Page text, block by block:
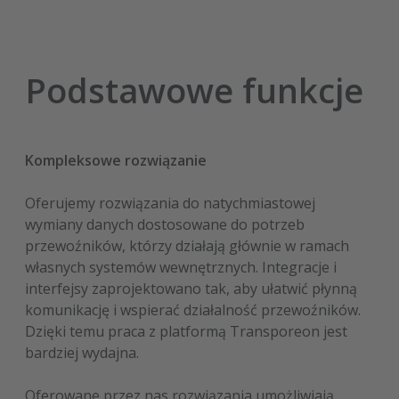
Podstawowe funkcje
Kompleksowe rozwiązanie
Oferujemy rozwiązania do natychmiastowej
wymiany danych dostosowane do potrzeb
przewoźników, którzy działają głównie w ramach
własnych systemów wewnętrznych. Integracje i
interfejsy zaprojektowano tak, aby ułatwić płynną
komunikację i wspierać działalność przewoźników.
Dzięki temu praca z platformą Transporeon jest
bardziej wydajna.
Oferowane przez nas rozwiązania umożliwiają